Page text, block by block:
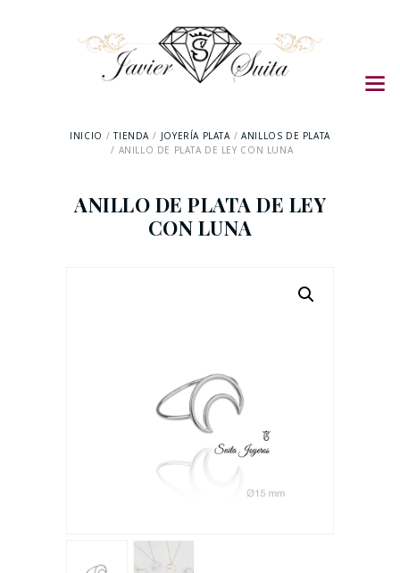
INICIO TIENDA JOYERÍA PLATA
ANILLOS DE PLATA
ANILLO DE PLATA DE LEY CON LUNA
ANILLO DE PLATA DE LEY
CON LUNA